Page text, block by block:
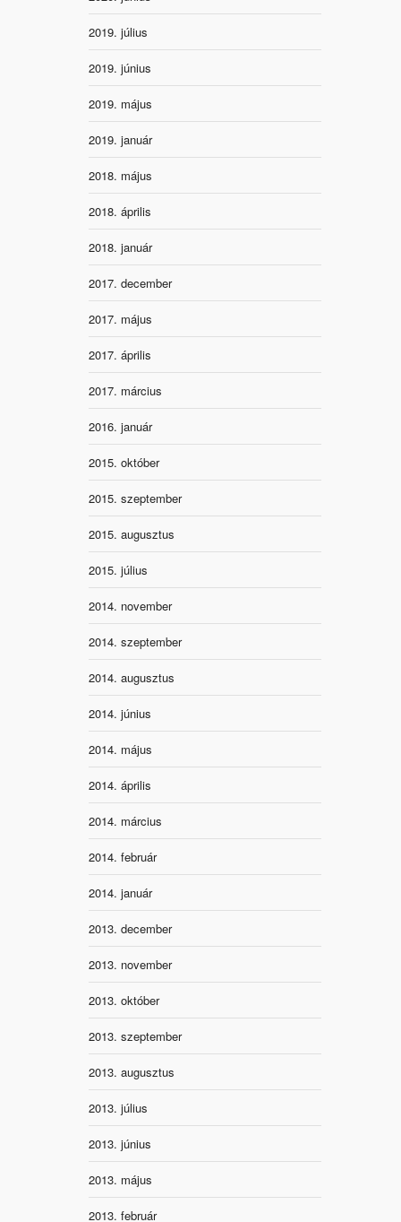
2019. július
2019. június
2019. május
2019. január
2018. május
2018. április
2018. január
2017. december
2017. május
2017. április
2017. március
2016. január
2015. október
2015. szeptember
2015. augusztus
2015. július
2014. november
2014. szeptember
2014. augusztus
2014. június
2014. május
2014. április
2014. március
2014. február
2014. január
2013. december
2013. november
2013. október
2013. szeptember
2013. augusztus
2013. július
2013. június
2013. május
2013. február